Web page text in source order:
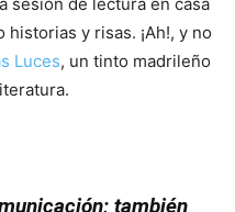
y risas. ¡Ah!, y no
Luces, un tinto madrileño
también